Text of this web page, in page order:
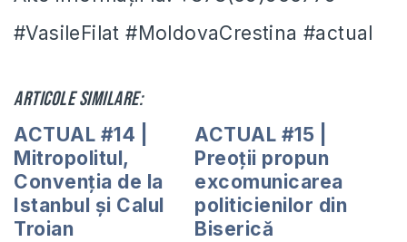
#VasileFilat #MoldovaCrestina #actual
Articole similare:
ACTUAL #14 |
Mitropolitul,
Convenția de la
Istanbul și Calul
Troian
ACTUAL #15 |
Preoții propun
excomunicarea
politicienilor din
Biserică